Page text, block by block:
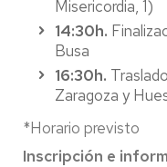
Misericordia, 1)
14:30h.
Busa
16:30h.
Zaragoza y
*Horario previsto
Inscripción e